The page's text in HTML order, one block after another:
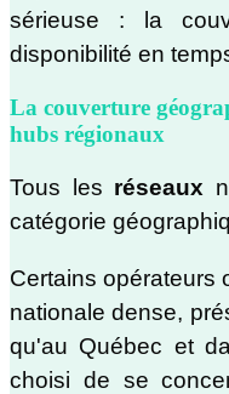
sérieuse : la
disponibilité en
La couverture
hubs régionaux
Tous les réseaux
catégorie
Certains opérateurs
nationale dense,
qu'au Québec et
choisi de se